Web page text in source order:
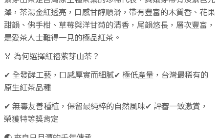
紫芽山茶是台灣原生種茶葉的珍稀代表，其嫩芽帶有淡紫色光
澤，茶湯金紅透亮，口感甘醇順滑，帶有豐富的木質香、花果
甜韻、佛手柑、草莓與洋甘菊的清香，尾韻悠長，層次豐富，
是愛茶人士難得一見的極品紅茶。
🏅 為何選擇紅禧紫芽山茶？
✔ 全發酵工藝，口感厚實而細膩✔ 極低產量，台灣最稀有的
原生紅茶品種
✔ 無毒友善種植，保留最純粹的自然風味✔ 評審一致激賞，
榮獲特等獎肯定